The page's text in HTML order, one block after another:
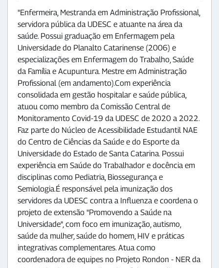
"Enfermeira, Mestranda em Administração Profissional,
servidora pública da UDESC e atuante na área da
saúde. Possui graduação em Enfermagem pela
Universidade do Planalto Catarinense (2006) e
especializações em Enfermagem do Trabalho, Saúde
da Família e Acupuntura. Mestre em Administração
Profissional (em andamento).Com experiência
consolidada em gestão hospitalar e saúde pública,
atuou como membro da Comissão Central de
Monitoramento Covid-19 da UDESC de 2020 a 2022.
Faz parte do Núcleo de Acessibilidade Estudantil NAE
do Centro de Ciências da Saúde e do Esporte da
Universidade do Estado de Santa Catarina. Possui
experiência em Saúde do Trabalhador e docência em
disciplinas como Pediatria, Biossegurança e
Semiologia.É responsável pela imunização dos
servidores da UDESC contra a Influenza e coordena o
projeto de extensão "Promovendo a Saúde na
Universidade", com foco em imunização, autismo,
saúde da mulher, saúde do homem, HIV e práticas
integrativas complementares. Atua como
coordenadora de equipes no Projeto Rondon - NER da